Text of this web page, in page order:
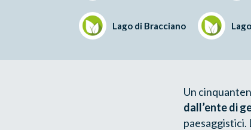
Lago di Bracciano
Un
dall’ente di
paesaggistici.